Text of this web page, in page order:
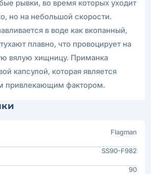
рывки, во время которых уходит
но на небольшой скорости.
в воде как вкопанный,
плавно, что провоцирует на
вялую хищницу. Приманка
капсулой, которая является
привлекающим фактором.
Flagman
SS90-F982
90